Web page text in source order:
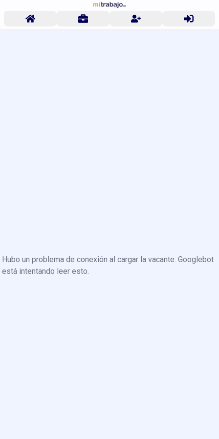
Hubo un problema de conexión al cargar la vacante. Googlebot
está intentando leer esto.